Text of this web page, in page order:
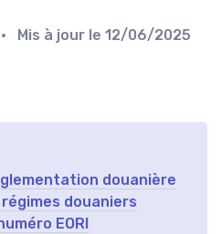
• Mis à jour le 12/06/2025
douanière
douaniers
EORI